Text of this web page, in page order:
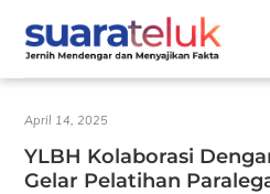
content
April 14, 2025
YLBH Kolaborasi
Gelar Pelatihan